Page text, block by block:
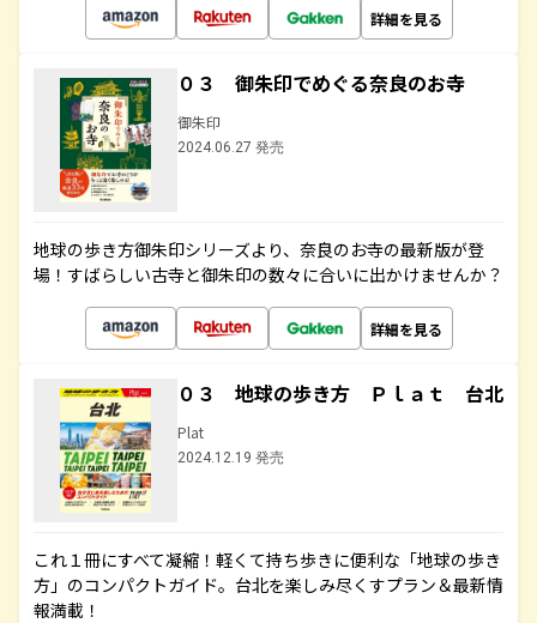
詳細を見る
０３ 御朱印でめぐる奈良のお寺
御朱印
2024.06.27 発売
地球の歩き方御朱印シリーズより、奈良のお寺の最新版が登
場！すばらしい古寺と御朱印の数々に合いに出かけませんか？
詳細を見る
０３ 地球の歩き方 Ｐｌａｔ 台北
Plat
2024.12.19 発売
これ１冊にすべて凝縮！軽くて持ち歩きに便利な「地球の歩き
方」のコンパクトガイド。台北を楽しみ尽くすプラン＆最新情
報満載！